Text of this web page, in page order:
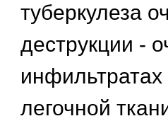
туберкулеза
деструкции -
легочной